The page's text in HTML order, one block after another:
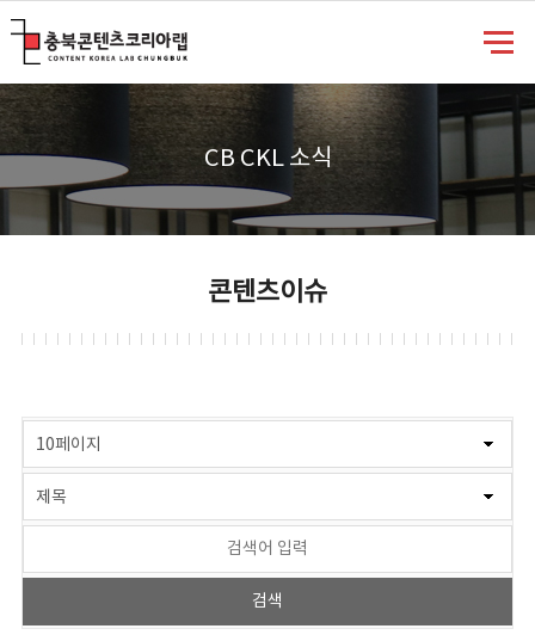
CB CKL 소식
콘텐츠이슈